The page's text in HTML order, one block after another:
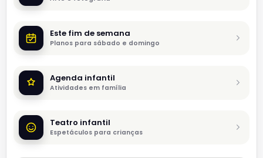
Este fim de semana
Planos para sábado e domingo
Agenda infantil
Atividades em família
Teatro infantil
Espetáculos para crianças